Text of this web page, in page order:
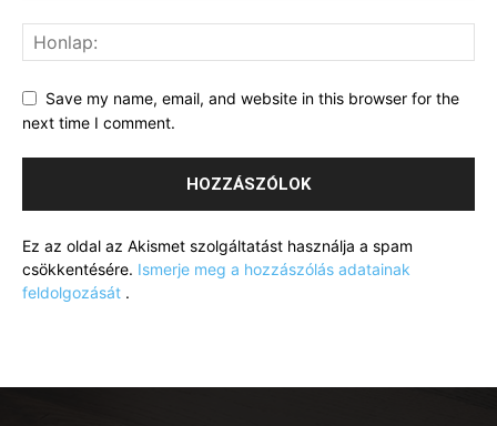
Save my name, email, and website in this browser for the
next time I comment.
Ez az oldal az Akismet szolgáltatást használja a spam
csökkentésére. Ismerje meg a hozzászólás adatainak
feldolgozását .